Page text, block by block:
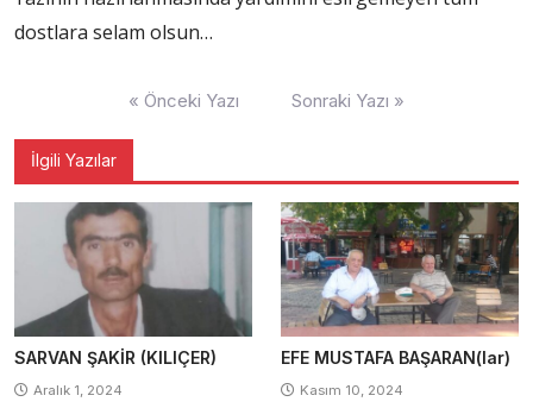
dostlara selam olsun…
« Önceki Yazı Sonraki Yazı »
İlgili Yazılar
SARVAN ŞAKİR (KILIÇER)
Aralık 1, 2024
EFE MUSTAFA BAŞARAN(lar)
Kasım 10, 2024